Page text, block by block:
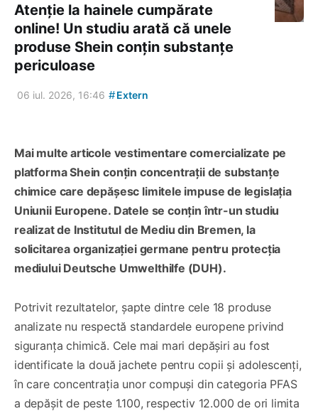
Atenție la hainele cumpărate
online! Un studiu arată că unele
produse Shein conțin substanțe
periculoase
06 iul. 2026, 16:46 #Extern
Mai multe articole vestimentare comercializate pe
platforma Shein conțin concentrații de substanțe
chimice care depășesc limitele impuse de legislația
Uniunii Europene. Datele se conțin într-un studiu
realizat de Institutul de Mediu din Bremen, la
solicitarea organizației germane pentru protecția
mediului Deutsche Umwelthilfe (DUH).
Potrivit rezultatelor, șapte dintre cele 18 produse
analizate nu respectă standardele europene privind
siguranța chimică. Cele mai mari depășiri au fost
identificate la două jachete pentru copii și adolescenți,
în care concentrația unor compuși din categoria PFAS
a depășit de peste 1.100, respectiv 12.000 de ori limita